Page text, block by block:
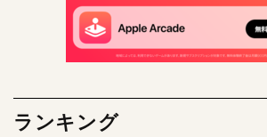
ランキング